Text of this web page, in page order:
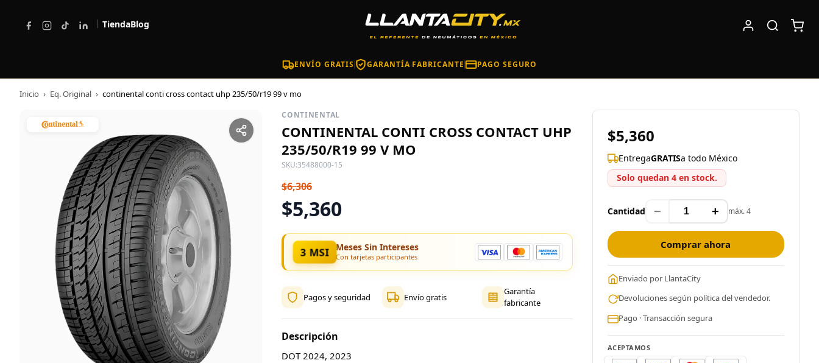
| TiendaBlog
ENVÍO GRATIS GARANTÍA FABRICANTE PAGO SEGURO
Inicio › Eq. Original › continental conti cross contact uhp 235/50/r19 99 v mo
CONTINENTAL
CONTINENTAL CONTI CROSS CONTACT UHP
235/50/R19 99 V MO
SKU:35488000-15
$6,306
$5,360
3 MSI Meses Sin Intereses
Con tarjetas participantes
Pagos y seguridad Envío gratis
Garantía
fabricante
Descripción
DOT 2024, 2023
$5,360
EntregaGRATISa todo México
Solo quedan 4 en stock.
Cantidad − + máx. 4
Comprar ahora
Enviado por LlantaCity
Devoluciones según política del vendedor.
Pago · Transacción segura
ACEPTAMOS